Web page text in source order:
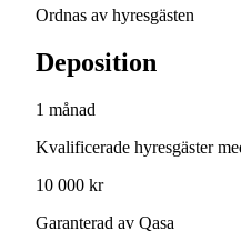
Ordnas av hyresgästen
Deposition
1 månad
Kvalificerade hyresgäster
10 000 kr
Garanterad av Qasa